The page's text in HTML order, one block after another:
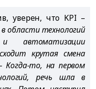
уверен, что KPI –
области технологий
и автоматизации
крутая смена
Когда-то, на первом
речь шла в